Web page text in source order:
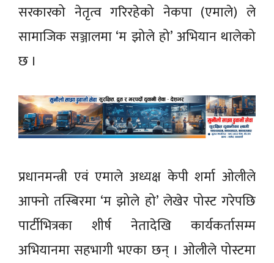
सरकारको नेतृत्व गरिरहेको नेकपा (एमाले) ले
सामाजिक सञ्जालमा ‘म झोले हो’ अभियान थालेको
छ ।
प्रधानमन्त्री एवं एमाले अध्यक्ष केपी शर्मा ओलीले
आफ्नो तस्बिरमा ‘म झोले हो’ लेखेर पोस्ट गरेपछि
पार्टीभित्रका शीर्ष नेतादेखि कार्यकर्तासम्म
अभियानमा सहभागी भएका छन् । ओलीले पोस्टमा